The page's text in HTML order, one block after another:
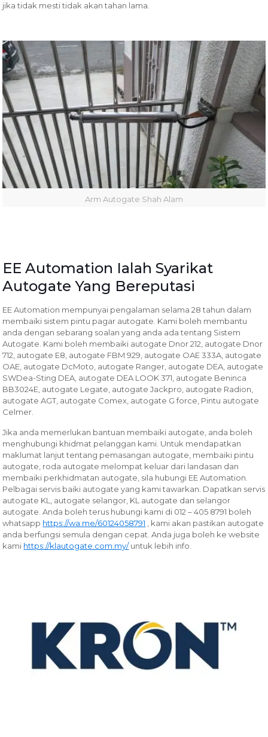
jika tidak mesti tidak akan tahan lama.
Arm Autogate Shah Alam
EE Automation Ialah Syarikat
Autogate Yang Bereputasi
EE Automation mempunyai pengalaman selama 28 tahun dalam
membaiki sistem pintu pagar autogate. Kami boleh membantu
anda dengan sebarang soalan yang anda ada tentang Sistem
Autogate. Kami boleh membaiki autogate Dnor 212, autogate Dnor
712, autogate E8, autogate FBM 929, autogate OAE 333A, autogate
OAE, autogate DcMoto, autogate Ranger, autogate DEA, autogate
SWDea-Sting DEA, autogate DEA LOOK 371, autogate Beninca
BB3024E, autogate Legate, autogate Jackpro, autogate Radion,
autogate AGT, autogate Comex, autogate G force, Pintu autogate
Celmer.
Jika anda memerlukan bantuan membaiki autogate, anda boleh
menghubungi khidmat pelanggan kami. Untuk mendapatkan
maklumat lanjut tentang pemasangan autogate, membaiki pintu
autogate, roda autogate melompat keluar dari landasan dan
membaiki perkhidmatan autogate, sila hubungi EE Automation.
Pelbagai servis baiki autogate yang kami tawarkan. Dapatkan servis
autogate KL, autogate selangor, KL autogate dan selangor
autogate. Anda boleh terus hubungi kami di 012 – 405 8791 boleh
whatsapp https://wa.me/60124058791
, kami akan pastikan autogate
anda berfungsi semula dengan cepat. Anda juga boleh ke website
kami https://klautogate.com.my/ untuk lebih info.